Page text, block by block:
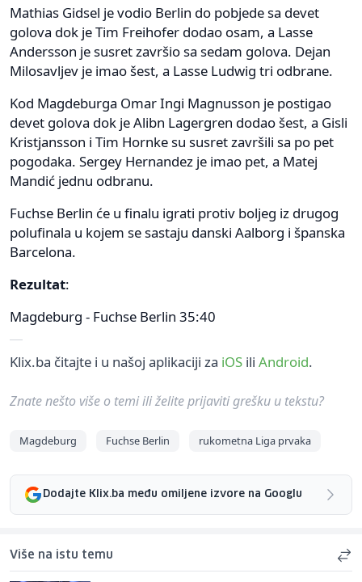
Mathias Gidsel je vodio Berlin do pobjede sa devet
golova dok je Tim Freihofer dodao osam, a Lasse
Andersson je susret završio sa sedam golova. Dejan
Milosavljev je imao šest, a Lasse Ludwig tri odbrane.
Kod Magdeburga Omar Ingi Magnusson je postigao
devet golova dok je Alibn Lagergren dodao šest, a Gisli
Kristjansson i Tim Hornke su susret završili sa po pet
pogodaka. Sergey Hernandez je imao pet, a Matej
Mandić jednu odbranu.
Fuchse Berlin će u finalu igrati protiv boljeg iz drugog
polufinala u kojem se sastaju danski Aalborg i španska
Barcelona.
Rezultat:
Magdeburg - Fuchse Berlin 35:40
Klix.ba čitajte i u našoj aplikaciji za iOS ili Android.
Znate nešto više o temi ili želite prijaviti grešku u tekstu?
Magdeburg Fuchse Berlin rukometna Liga prvaka
Dodajte Klix.ba među omiljene izvore na Googlu
Više na istu temu